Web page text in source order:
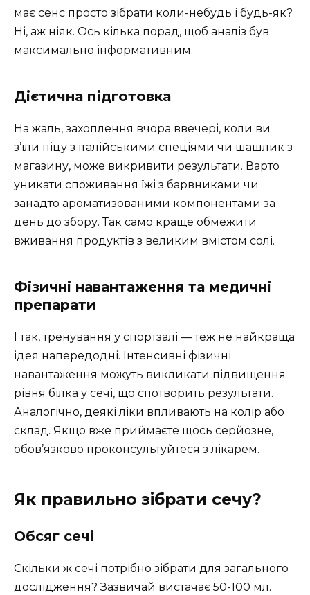
має сенс просто зібрати коли-небудь і будь-як?
Ні, аж ніяк. Ось кілька порад, щоб аналіз був
максимально інформативним.
Дієтична підготовка
На жаль, захоплення вчора ввечері, коли ви
з’їли піцу з італійськими спеціями чи шашлик з
магазину, може викривити результати. Варто
уникати споживання їжі з барвниками чи
занадто ароматизованими компонентами за
день до збору. Так само краще обмежити
вживання продуктів з великим вмістом солі.
Фізичні навантаження та медичні
препарати
І так, тренування у спортзалі — теж не найкраща
ідея напередодні. Інтенсивні фізичні
навантаження можуть викликати підвищення
рівня білка у сечі, що спотворить результати.
Аналогічно, деякі ліки впливають на колір або
склад. Якщо вже приймаєте щось серйозне,
обов’язково проконсультуйтеся з лікарем.
Як правильно зібрати сечу?
Обсяг сечі
Скільки ж сечі потрібно зібрати для загального
дослідження? Зазвичай вистачає 50-100 мл.